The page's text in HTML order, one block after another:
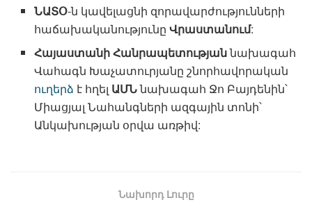
ՆԱՏՕ-ն կավելացնի զորավարժությունների
հաճախականությունըՎրաստանում:
Հայաստանի Հանրապետությաննախագահ
Վահագն Խաչատուրյանը շնորհավորական
ուղերձ է հղել ԱՄՆնախագահ Ջո Բայդենին՝
Միացյալ Նահանգների ազգային տոնի՝
Անկախության օրվա առթիվ:
Նախորդ Լուրը